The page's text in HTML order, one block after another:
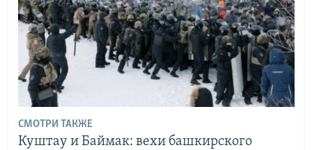
СМОТРИ ТАКЖЕ
Куштау и Баймак: вехи башкирского